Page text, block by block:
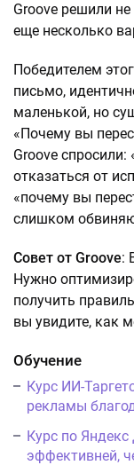
Groove решили
еще несколько
Победителем
письмо,
маленькой, но
«Почему вы
Groove
отказаться от
«почему вы
слишком
Совет от Groove:
Нужно
получить
вы увидите, как
Обучение
Курс ИИ-
рекламы
Курс по
эффективней,